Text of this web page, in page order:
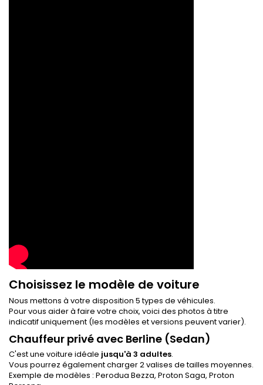
Choisissez le modèle de voiture
Nous mettons à votre disposition 5 types de véhicules.
Pour vous aider à faire votre choix, voici des photos à titre
indicatif uniquement (les modèles et versions peuvent varier).
Chauffeur privé avec Berline (Sedan)
C'est une voiture idéale jusqu'à 3 adultes.
Vous pourrez également charger 2 valises de tailles moyennes.
Exemple de modèles : Perodua Bezza, Proton Saga, Proton